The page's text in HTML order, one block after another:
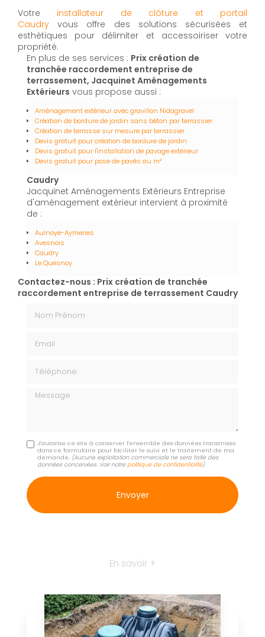
Votre installateur de clôture et portail
Caudry vous offre des solutions sécurisées et
esthétiques pour délimiter et accessoiriser votre
propriété.
En plus de ses services : Prix création de
tranchée raccordement entreprise de
terrassement, Jacquinet Aménagements
Extérieurs vous propose aussi :
Aménagement extérieur avec gravillon Nidagravel
Création de bordure de jardin sans béton par terrassier
Création de terrasse sur mesure par terrassier
Devis gratuit pour création de bordure de jardin
Devis gratuit pour l'installation de pavage extérieur
Devis gratuit pour pose de pavés au m²
Caudry
Jacquinet Aménagements Extérieurs Entreprise
d'aménagement extérieur intervient à proximité
de :
Aulnoye-Aymeries
Avesnois
Caudry
Le Quesnoy
Contactez-nous : Prix création de tranchée
raccordement entreprise de terrassement Caudry
Message
J'autorise ce site à conserver l'ensemble des données transmises
dans ce formulaire pour faciliter le suivi et le traitement de ma
demande. (Aucune exploitation commerciale ne sera faite des
données concervées. Voir notrepolitique de confidentialité)
En savoir +